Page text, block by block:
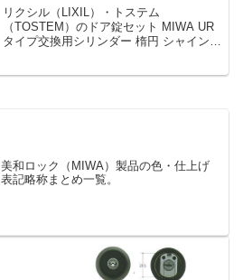
ア用 シャイングレー 2個同一
[DRZZ1004]
リクシル（LIXIL）・トステム
（TOSTEM）のドア錠セット MIWA UR
タイプ交換用シリンダー 楕円 シャイング
美和ロック（MIWA）製品の色・仕上げ
表記略称まとめ一覧。